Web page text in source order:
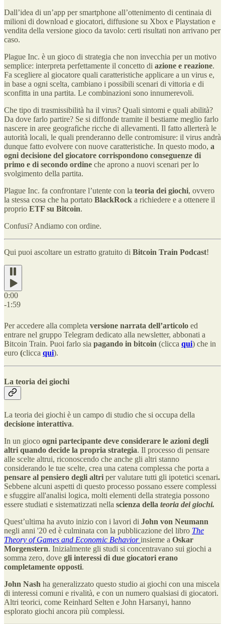
Dall’idea di un’app per smartphone all’ottenimento di centinaia di
milioni di download e giocatori, diffusione su Xbox e Playstation e
vendita della versione gioco da tavolo: certi risultati non arrivano per
caso.
Plague Inc. è un gioco di strategia che non invecchia per un motivo
semplice: interpreta perfettamente il concetto di azione e reazione.
Fa scegliere al giocatore quali caratteristiche applicare a un virus e,
in base a ogni scelta, cambiano i possibili scenari di vittoria e di
sconfitta in una partita. Le combinazioni sono innumerevoli.
Che tipo di trasmissibilità ha il virus? Quali sintomi e quali abilità?
Da dove farlo partire? Se si diffonde tramite il bestiame meglio farlo
nascere in aree geografiche ricche di allevamenti. Il fatto allerterà le
autorità locali, le quali prenderanno delle contromisure: il virus andrà
dunque fatto evolvere con nuove caratteristiche. In questo modo, a
ogni decisione del giocatore corrispondono conseguenze di
primo e di secondo ordine che aprono a nuovi scenari per lo
svolgimento della partita.
Plague Inc. fa confrontare l’utente con la teoria dei giochi, ovvero
la stessa cosa che ha portato BlackRock a richiedere e a ottenere il
proprio ETF su Bitcoin.
Confusi? Andiamo con ordine.
Qui puoi ascoltare un estratto gratuito di Bitcoin Train Podcast!
0:00
-1:59
Per accedere alla completa versione narrata dell’articolo ed
entrare nel gruppo Telegram dedicato alla newsletter, abbonati a
Bitcoin Train. Puoi farlo sia pagando in bitcoin (clicca qui) che in
euro (clicca qui).
La teoria dei giochi
La teoria dei giochi è un campo di studio che si occupa della
decisione interattiva.
In un gioco ogni partecipante deve considerare le azioni degli
altri quando decide la propria strategia. Il processo di pensare
alle scelte altrui, riconoscendo che anche gli altri stanno
considerando le tue scelte, crea una catena complessa che porta a
pensare al pensiero degli altri per valutare tutti gli ipotetici scenari.
Sebbene alcuni aspetti di questo processo possano essere complessi
e sfuggire all'analisi logica, molti elementi della strategia possono
essere studiati e sistematizzati nella scienza della teoria dei giochi.
Quest’ultima ha avuto inizio con i lavori di John von Neumann
negli anni '20 ed è culminata con la pubblicazione del libro The
Theory of Games and Economic Behavior insieme a Oskar
Morgenstern. Inizialmente gli studi si concentravano sui giochi a
somma zero, dove gli interessi di due giocatori erano
completamente opposti.
John Nash ha generalizzato questo studio ai giochi con una miscela
di interessi comuni e rivalità, e con un numero qualsiasi di giocatori.
Altri teorici, come Reinhard Selten e John Harsanyi, hanno
esplorato giochi ancora più complessi.